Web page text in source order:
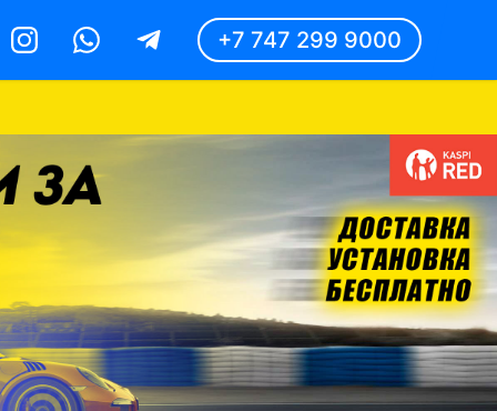
InstagramWhatsappTelegram +7 747 299 9000